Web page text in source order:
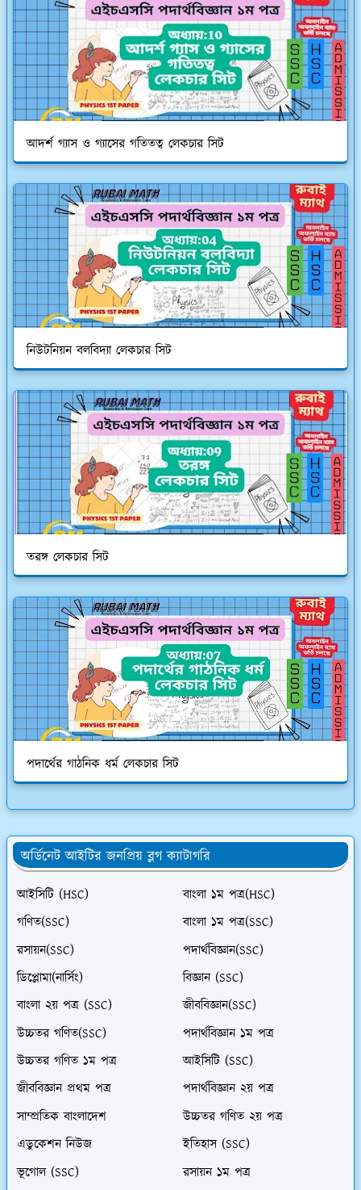
আদর্শ গ্যাস ও গ্যাসের গতিতত্ব লেকচার সিট
নিউটনিয়ন বলবিদ্যা লেকচার সিট
তরঙ্গ লেকচার সিট
পদার্থের গাঠনিক ধর্ম লেকচার সিট
অর্ডিনেট আইটির জনপ্রিয় ব্লগ ক্যাটাগরি
আইসিটি (HSC)
বাংলা ১ম পত্র(HSC)
গণিত(SSC)
বাংলা ১ম পত্র(SSC)
রসায়ন(SSC)
পদার্থবিজ্ঞান(SSC)
ডিপ্লোমা(নার্সিং)
বিজ্ঞান (SSC)
বাংলা ২য় পত্র (SSC)
জীববিজ্ঞান(SSC)
উচ্চতর গণিত(SSC)
পদার্থবিজ্ঞান ১ম পত্র
উচ্চতর গণিত ১ম পত্র
আইসিটি (SSC)
জীববিজ্ঞান প্রথম পত্র
পদার্থবিজ্ঞান ২য় পত্র
সাম্প্রতিক বাংলাদেশ
উচ্চতর গণিত ২য় পত্র
এডুকেশন নিউজ
ইতিহাস (SSC)
ভূগোল (SSC)
রসায়ন ১ম পত্র